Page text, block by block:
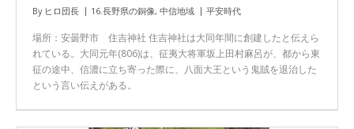
By ヒロ団長 16.長野県の銅像, 中信地域 平安時代
場所：安曇野市 住吉神社 住吉神社は大同年間に創建したと伝えら
れている。大同元年(806)は、征夷大将軍坂上田村麻呂が、都から東
征の途中、信濃に立ち寄った際に、八面大王という鬼賊を退治した
という言い伝えがある。